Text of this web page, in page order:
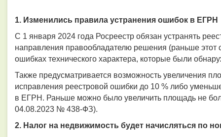
1. Изменились правила устранения ошибок в ЕГРН
С 1 января 2024 года Росреестр обязан устранять
направления правообладателю решения (раньше этот
ошибках технического характера, которые были
Также предусматривается возможность увеличения
исправления реестровой ошибки до 10 % либо
в ЕГРН. Раньше можно было увеличить площадь не
04.08.2023 № 438-ФЗ).
2. Налог на недвижимость будет начисляться по